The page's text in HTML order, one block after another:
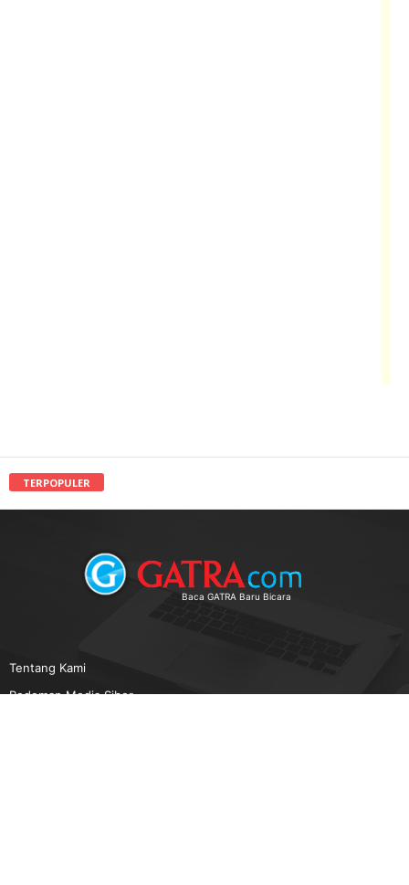
TERPOPULER
Baca GATRA Baru Bicara
Tentang Kami
Pedoman Media Siber